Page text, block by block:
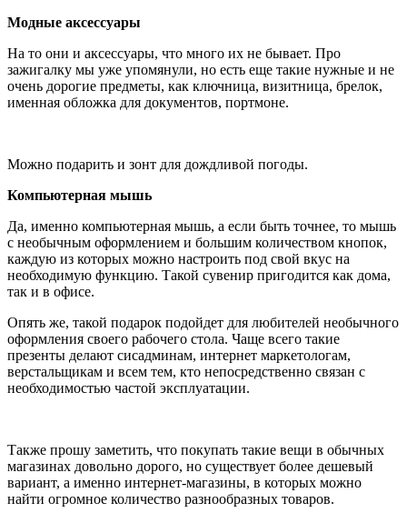
Модные аксессуары
На то они и аксессуары, что много их не бывает. Про
зажигалку мы уже упомянули, но есть еще такие нужные и не
очень дорогие предметы, как ключница, визитница, брелок,
именная обложка для документов, портмоне.
Можно подарить и зонт для дождливой погоды.
Компьютерная мышь
Да, именно компьютерная мышь, а если быть точнее, то мышь
с необычным оформлением и большим количеством кнопок,
каждую из которых можно настроить под свой вкус на
необходимую функцию. Такой сувенир пригодится как дома,
так и в офисе.
Опять же, такой подарок подойдет для любителей необычного
оформления своего рабочего стола. Чаще всего такие
презенты делают сисадминам, интернет маркетологам,
верстальщикам и всем тем, кто непосредственно связан с
необходимостью частой эксплуатации.
Также прошу заметить, что покупать такие вещи в обычных
магазинах довольно дорого, но существует более дешевый
вариант, а именно интернет-магазины, в которых можно
найти огромное количество разнообразных товаров.